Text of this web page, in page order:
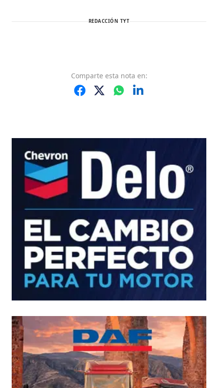
REDACCIÓN TYT
Comparte esta nota en: